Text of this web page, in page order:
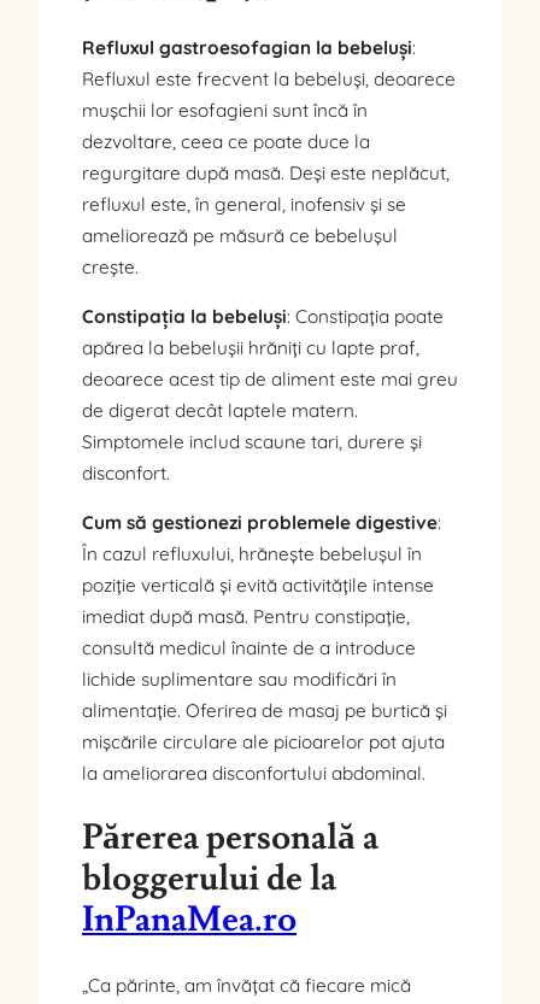
Refluxul gastroesofagian la bebeluși:
Refluxul este frecvent la bebeluși, deoarece
mușchii lor esofagieni sunt încă în
dezvoltare, ceea ce poate duce la
regurgitare după masă. Deși este neplăcut,
refluxul este, în general, inofensiv și se
ameliorează pe măsură ce bebelușul
crește.
Constipația la bebeluși: Constipația poate
apărea la bebelușii hrăniți cu lapte praf,
deoarece acest tip de aliment este mai greu
de digerat decât laptele matern.
Simptomele includ scaune tari, durere și
disconfort.
Cum să gestionezi problemele digestive:
În cazul refluxului, hrănește bebelușul în
poziție verticală și evită activitățile intense
imediat după masă. Pentru constipație,
consultă medicul înainte de a introduce
lichide suplimentare sau modificări în
alimentație. Oferirea de masaj pe burtică și
mișcările circulare ale picioarelor pot ajuta
la ameliorarea disconfortului abdominal.
Părerea personală a
bloggerului de la
InPanaMea.ro
„Ca părinte, am învățat că fiecare mică